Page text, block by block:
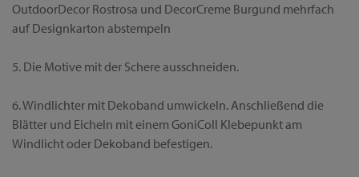
OutdoorDecor Rostrosa und DecorCreme Burgund mehrfach
auf Designkarton abstempeln
5. Die Motive mit der Schere ausschneiden.
6. Windlichter mit Dekoband umwickeln. Anschließend die
Blätter und Eicheln mit einem GoniColl Klebepunkt am
Windlicht oder Dekoband befestigen.